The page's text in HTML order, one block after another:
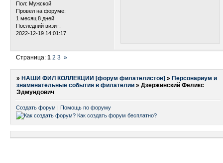
Пол: Мужской
Провел на форуме:
1 месяц 8 дней
Последний визит:
2022-12-19 14:01:17
Страница:1 2 3 »
» НАШИ ФИЛ КОЛЛЕКЦИИ [форум филателистов] » Персонариум и
знаменательные события в филателии »Дзержинский Феликс
Эдмундович
Создать форум Помощь по форуму